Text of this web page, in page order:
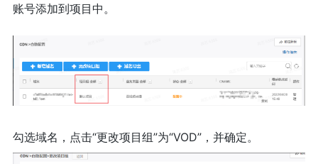
账号添加到项目中。
勾选域名，点击“更改项目组”为“VOD”，并确定。